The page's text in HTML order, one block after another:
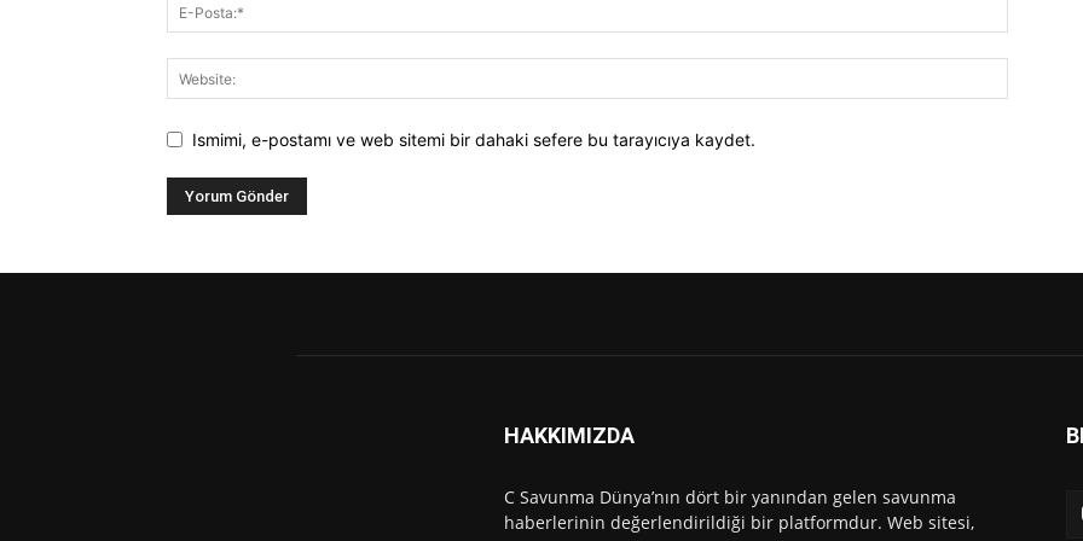
Ismimi, e-postamı ve web sitemi bir dahaki sefere bu tarayıcıya kaydet.
HAKKIMIZDA
C Savunma Dünya’nın dört bir yanından gelen savunma
haberlerinin değerlendirildiği bir platformdur. Web sitesi,